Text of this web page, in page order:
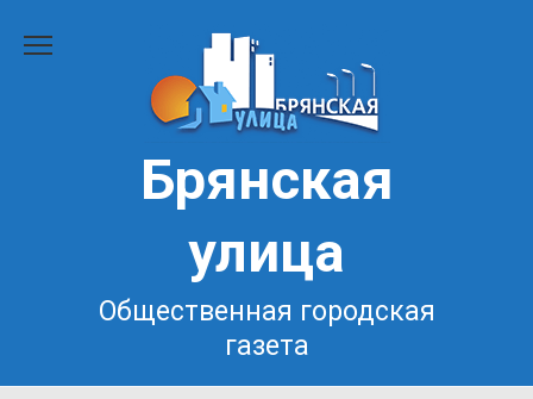
Брянская
улица
Общественная городская
газета